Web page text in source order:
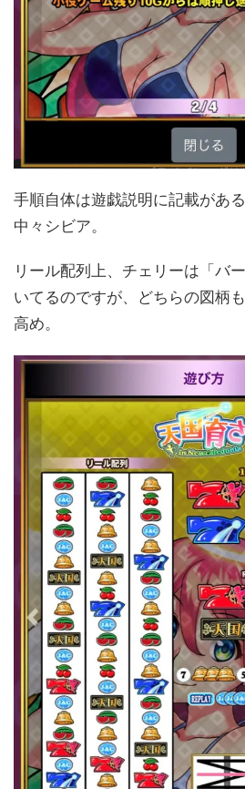
手順自体は遊戯説明に記載があ
中々シビア。
リール配列上、チェリーは「バ
いてるのですが、どちらの図柄
高め。